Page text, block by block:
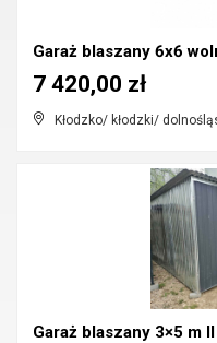
Garaż blaszany 6x6
Kłodzko/ kłodzki/
7 420,00 zł
Garaż blaszany 3×5 m